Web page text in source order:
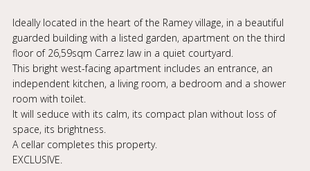
Ideally located in the heart of the Ramey village, in a beautiful
guarded building with a listed garden, apartment on the third
floor of 26,59sqm Carrez law in a quiet courtyard.
This bright west-facing apartment includes an entrance, an
independent kitchen, a living room, a bedroom and a shower
room with toilet.
It will seduce with its calm, its compact plan without loss of
space, its brightness.
A cellar completes this property.
EXCLUSIVE.